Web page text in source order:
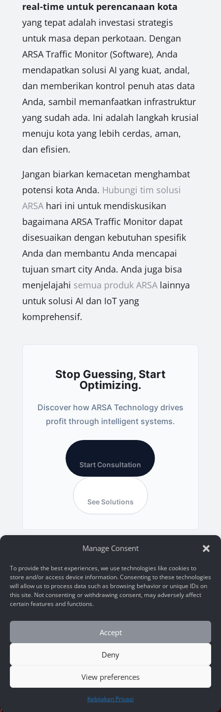
Manage Consent
To provide the best experiences, we use technologies like cookies to
store and/or access device information. Consenting to these technologies
will allow us to process data such as browsing behavior or unique IDs on
this site. Not consenting or withdrawing consent, may adversely affect
certain features and functions.
Accept
Deny
View preferences
Kebijakan Privasi
real-time untuk perencanaan kota
yang tepat adalah investasi strategis
untuk masa depan perkotaan. Dengan
ARSA Traffic Monitor (Software), Anda
mendapatkan solusi AI yang kuat, andal,
dan memberikan kontrol penuh atas data
Anda, sambil memanfaatkan infrastruktur
yang sudah ada. Ini adalah langkah krusial
menuju kota yang lebih cerdas, aman,
dan efisien.
Jangan biarkan kemacetan menghambat
potensi kota Anda. Hubungi tim solusi
ARSAhari ini untuk mendiskusikan
bagaimana ARSA Traffic Monitor dapat
disesuaikan dengan kebutuhan spesifik
Anda dan membantu Anda mencapai
tujuan smart city Anda. Anda juga bisa
menjelajahi semua produk ARSAlainnya
untuk solusi AI dan IoT yang
komprehensif.
Stop Guessing, Start
Optimizing.
Discover how ARSA Technology drives
profit through intelligent systems.
Start Consultation
See Solutions
Legal Name:
NIB – 9120113130218
HUBUNGI KAMI